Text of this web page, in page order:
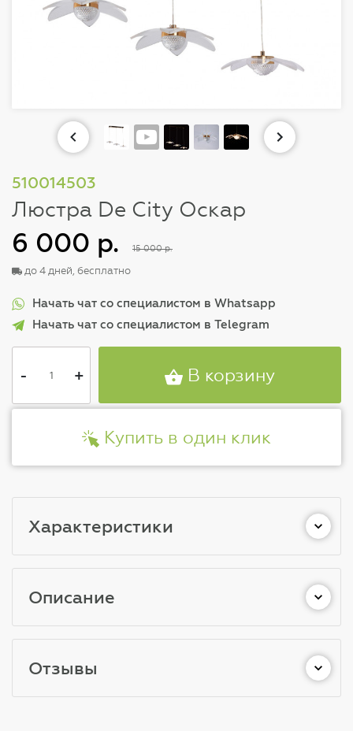
510014503
Люстра De City Оскар
6 000 р. 15 000 р.
до 4 дней, бесплатно
Начать чат со специалистом в Whatsapp
Начать чат со специалистом в Telegram
- + В корзину
Купить в один клик
Характеристики
Описание
Отзывы